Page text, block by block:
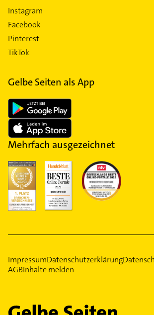
Instagram
Facebook
Pinterest
TikTok
Gelbe Seiten als App
Mehrfach ausgezeichnet
ImpressumDatenschutzerklärung
AGBInhalte melden